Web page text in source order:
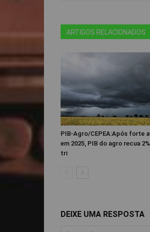
ARTIGOS RELACIONADOS
PIB-Agro/CEPEA:Após forte
em 2025, PIB do agro recua
tri
DEIXE UMA RESPOSTA